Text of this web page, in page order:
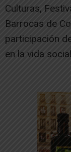
Culturas,
Barrocas de
participación
en la vida